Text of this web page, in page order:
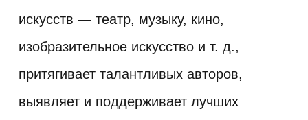
искусств — театр, музыку, кино,
изобразительное искусство и т. д.,
притягивает талантливых авторов,
выявляет и поддерживает лучших